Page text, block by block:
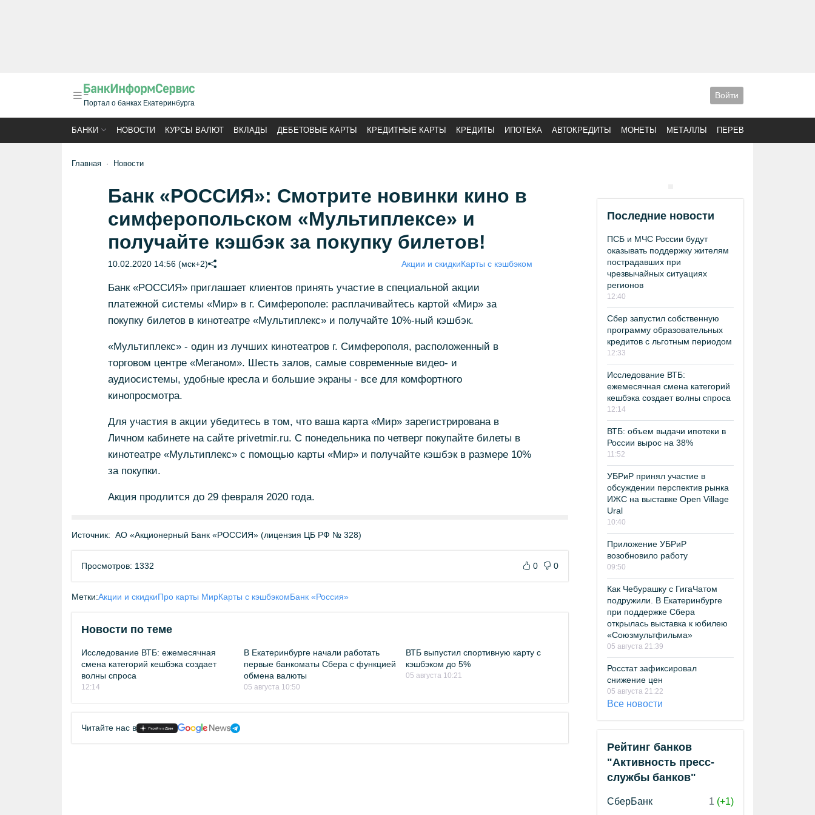
Портал о банках Екатеринбурга
Войти
БАНКИ НОВОСТИ КУРСЫ ВАЛЮТ ВКЛАДЫ ДЕБЕТОВЫЕ КАРТЫ КРЕДИТНЫЕ КАРТЫ КРЕДИТЫ ИПОТЕКА АВТОКРЕДИТЫ МОНЕТЫ МЕТАЛЛЫ ПЕРЕВОДЫ
Главная Новости
Банк «РОССИЯ»: Смотрите новинки кино в
симферопольском «Мультиплексе» и
получайте кэшбэк за покупку билетов!
10.02.2020 14:56 (мск+2) Акции и скидкиКарты с кэшбэком
Банк «РОССИЯ» приглашает клиентов принять участие в специальной акции
платежной системы «Мир» в г. Симферополе: расплачивайтесь картой «Мир» за
покупку билетов в кинотеатре «Мультиплекс» и получайте 10%-ный кэшбэк.
«Мультиплекс» - один из лучших кинотеатров г. Симферополя, расположенный в
торговом центре «Меганом». Шесть залов, самые современные видео- и
аудиосистемы, удобные кресла и большие экраны - все для комфортного
кинопросмотра.
Для участия в акции убедитесь в том, что ваша карта «Мир» зарегистрирована в
Личном кабинете на сайте privetmir.ru. С понедельника по четверг покупайте билеты в
кинотеатре «Мультиплекс» с помощью карты «Мир» и получайте кэшбэк в размере 10%
за покупки.
Акция продлится до 29 февраля 2020 года.
Источник: АО «Акционерный Банк «РОССИЯ» (лицензия ЦБ РФ № 328)
Просмотров: 1332 0 0
Метки:Акции и скидкиПро карты МирКарты с кэшбэкомБанк «Россия»
Новости по теме
Исследование ВТБ: ежемесячная
смена категорий кешбэка создает
волны спроса
12:14
В Екатеринбурге начали работать
первые банкоматы Сбера с функцией
обмена валюты
05 августа 10:50
ВТБ выпустил спортивную карту с
кэшбэком до 5%
05 августа 10:21
Читайте нас в
Последние новости
ПСБ и МЧС России будут
оказывать поддержку жителям
пострадавших при
чрезвычайных ситуациях
регионов
12:40
Сбер запустил собственную
программу образовательных
кредитов с льготным периодом
12:33
Исследование ВТБ:
ежемесячная смена категорий
кешбэка создает волны спроса
12:14
ВТБ: объем выдачи ипотеки в
России вырос на 38%
11:52
УБРиР принял участие в
обсуждении перспектив рынка
ИЖС на выставке Open Village
Ural
10:40
Приложение УБРиР
возобновило работу
09:50
Как Чебурашку с ГигаЧатом
подружили. В Екатеринбурге
при поддержке Сбера
открылась выставка к юбилею
«Союзмультфильма»
05 августа 21:39
Росстат зафиксировал
снижение цен
05 августа 21:22
Все новости
Рейтинг банков
"Активность пресс-
службы банков"
СберБанк 1 (+1)